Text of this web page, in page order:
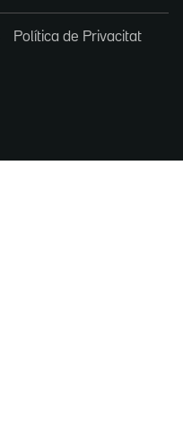
Política de Privacitat